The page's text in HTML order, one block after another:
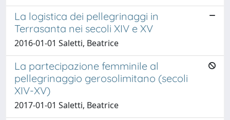
La logistica dei pellegrinaggi in
Terrasanta nei secoli XIV e XV
2016-01-01 Saletti, Beatrice
La partecipazione femminile al
pellegrinaggio gerosolimitano (secoli
XIV-XV)
2017-01-01 Saletti, Beatrice